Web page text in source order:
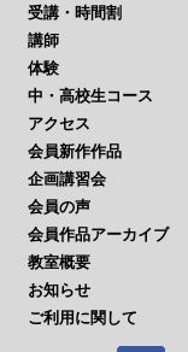
受講・時間割
講師
体験
中・高校生コース
アクセス
会員新作作品
企画講習会
会員の声
会員作品アーカイブ
教室概要
お知らせ
ご利用に関して